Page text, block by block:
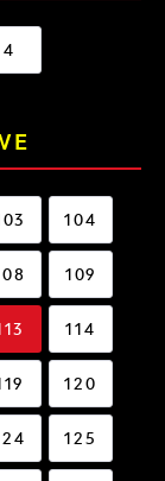
4
104
109
114
120
125